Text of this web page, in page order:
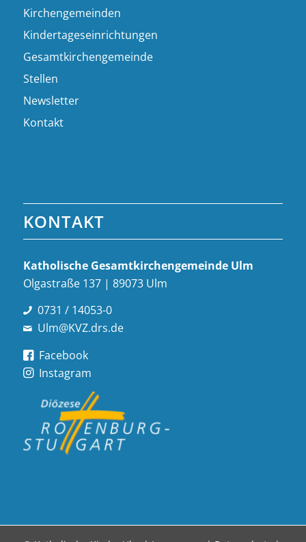
Kirchengemeinden
Kindertageseinrichtungen
Gesamtkirchengemeinde
Stellen
Newsletter
Kontakt
KONTAKT
Katholische Gesamt­kirchen­gemeinde Ulm
Olgastraße 137 | 89073 Ulm
0731 / 14053-0
Ulm@KVZ.drs.de
Facebook
Instagram